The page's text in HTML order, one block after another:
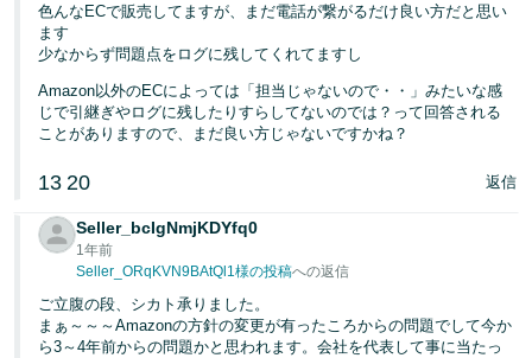
色んなECで販売してますが、まだ電話が繋がるだけ良い方だと思い
ます
少なからず問題点をログに残してくれてますし
Amazon以外のECによっては「担当じゃないので・・」みたいな感
じで引継ぎやログに残したりすらしてないのでは？って回答される
ことがありますので、まだ良い方じゃないですかね？
13 20 返信
Seller_bcIgNmjKDYfq0
1年前
Seller_ORqKVN9BAtQl1様の投稿への返信
ご立腹の段、シカト承りました。
まぁ～～～Amazonの方針の変更が有ったころからの問題でして今か
ら3～4年前からの問題かと思われます。会社を代表して事に当たっ